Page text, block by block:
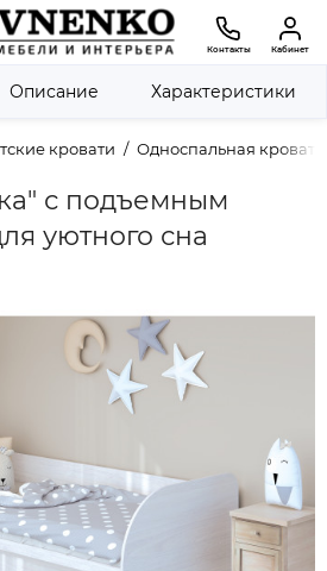
Контакты Кабинет
кровати Односпальная кровати
с подъемным
уютного сна
Описание Характеристики